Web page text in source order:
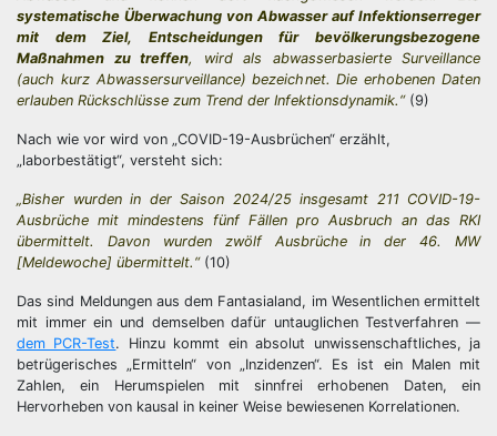
systematische Überwachung von Abwasser auf Infektionserreger
mit dem Ziel, Entscheidungen für bevölkerungsbezogene
Maßnahmen zu treffen, wird als abwasserbasierte Surveillance
(auch kurz Abwassersurveillance) bezeichnet. Die erhobenen Daten
erlauben Rückschlüsse zum Trend der Infektionsdynamik.“(9)
Nach wie vor wird von „COVID-19-Ausbrüchen“ erzählt,
„laborbestätigt“, versteht sich:
„Bisher wurden in der Saison 2024/25 insgesamt 211 COVID-19-
Ausbrüche mit mindestens fünf Fällen pro Ausbruch an das RKI
übermittelt. Davon wurden zwölf Ausbrüche in der 46. MW
[Meldewoche] übermittelt.“(10)
Das sind Meldungen aus dem Fantasialand, im Wesentlichen ermittelt
mit immer ein und demselben dafür untauglichen Testverfahren —
dem PCR-Test. Hinzu kommt ein absolut unwissenschaftliches, ja
betrügerisches „Ermitteln“ von „Inzidenzen“. Es ist ein Malen mit
Zahlen, ein Herumspielen mit sinnfrei erhobenen Daten, ein
Hervorheben von kausal in keiner Weise bewiesenen Korrelationen.